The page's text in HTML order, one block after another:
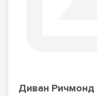
Диван Ричмонд